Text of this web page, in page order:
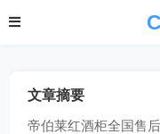
文章摘要
帝伯莱红酒柜全国售